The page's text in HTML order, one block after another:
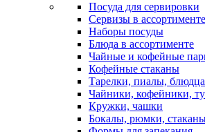
Посуда для сервировки
Сервизы в ассортименте
Наборы посуды
Блюда в ассортименте
Чайные и кофейные
Кофейные стаканы
Тарелки, пиалы, блюдца
Чайники, кофейники,
Кружки, чашки
Бокалы, рюмки,